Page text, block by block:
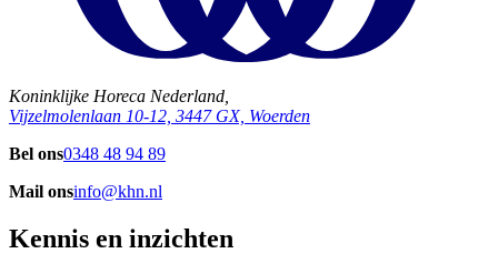
Koninklijke Horeca Nederland,
Vijzelmolenlaan 10-12, 3447 GX, Woerden
Bel ons0348 48 94 89
Mail onsinfo@khn.nl
Kennis en inzichten